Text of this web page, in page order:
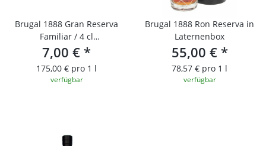
Brugal 1888 Gran Reserva
Familiar / 4 cl
Probierfläschchen
7,00 € *
175,00 € pro 1 l
verfügbar
Brugal 1888 Ron Reserva in
Laternenbox
55,00 € *
78,57 € pro 1 l
verfügbar